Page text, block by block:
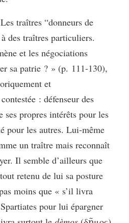
traîtres “donneurs de
des traîtres particuliers.
et les négociations
sa patrie ? » (p. 111-130),
et
: défenseur des
ses propres intérêts pour les
pour les autres. Lui-même
un traître mais reconnaît
Il semble d’ailleurs que
retenu de lui sa posture
moins que « s’il livra
pour lui épargner